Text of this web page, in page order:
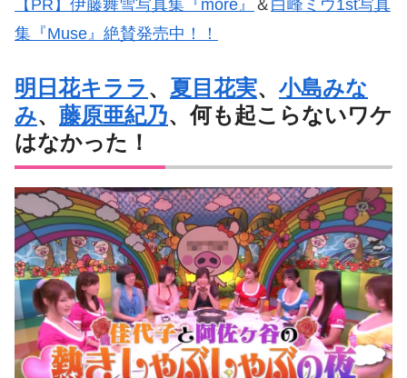
【PR】伊藤舞雪写真集『more』 ＆ 白峰ミウ1st写真
集『Muse』絶賛発売中！！
明日花キララ 、 夏目花実、 小島みな
み、 藤原亜紀乃、何も起こらないワケ
はなかった！